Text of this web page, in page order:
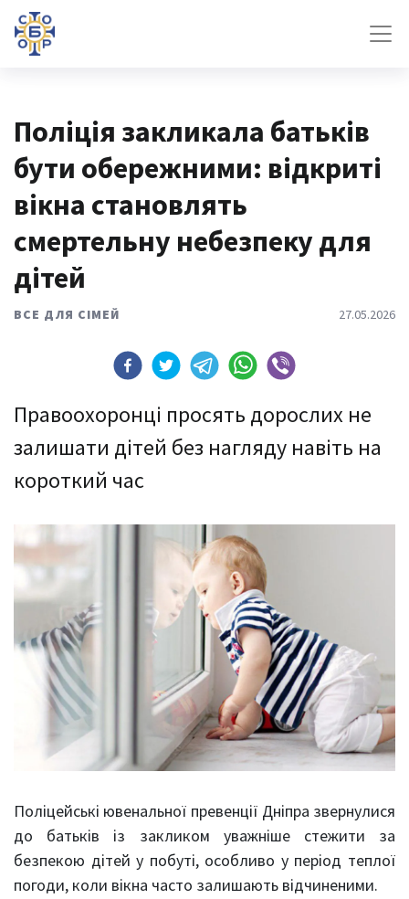
Поліція закликала батьків
бути обережними: відкриті
вікна становлять
смертельну небезпеку для
дітей
ВСЕ ДЛЯ СІМЕЙ 27.05.2026
Правоохоронці просять дорослих не
залишати дітей без нагляду навіть на
короткий час
Поліцейські ювенальної превенції Дніпра звернулися
до батьків із закликом уважніше стежити за
безпекою дітей у побуті, особливо у період теплої
погоди, коли вікна часто залишають відчиненими.